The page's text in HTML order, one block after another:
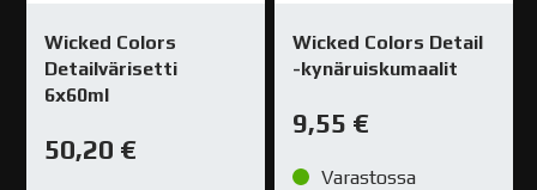
Wicked Colors
Detailvärisetti
6x60ml
50,20 €
Wicked Colors Detail
-kynäruiskumaalit
9,55 €
Varastossa